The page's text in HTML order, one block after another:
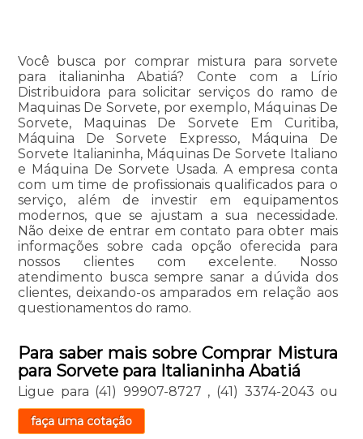
Você busca por comprar mistura para sorvete
para italianinha Abatiá? Conte com a Lírio
Distribuidora para solicitar serviços do ramo de
Maquinas De Sorvete, por exemplo, Máquinas De
Sorvete, Maquinas De Sorvete Em Curitiba,
Máquina De Sorvete Expresso, Máquina De
Sorvete Italianinha, Máquinas De Sorvete Italiano
e Máquina De Sorvete Usada. A empresa conta
com um time de profissionais qualificados para o
serviço, além de investir em equipamentos
modernos, que se ajustam a sua necessidade.
Não deixe de entrar em contato para obter mais
informações sobre cada opção oferecida para
nossos clientes com excelente. Nosso
atendimento busca sempre sanar a dúvida dos
clientes, deixando-os amparados em relação aos
questionamentos do ramo.
Para saber mais sobre Comprar Mistura
para Sorvete para Italianinha Abatiá
Ligue para (41) 99907-8727 , (41) 3374-2043 ou
faça uma cotação